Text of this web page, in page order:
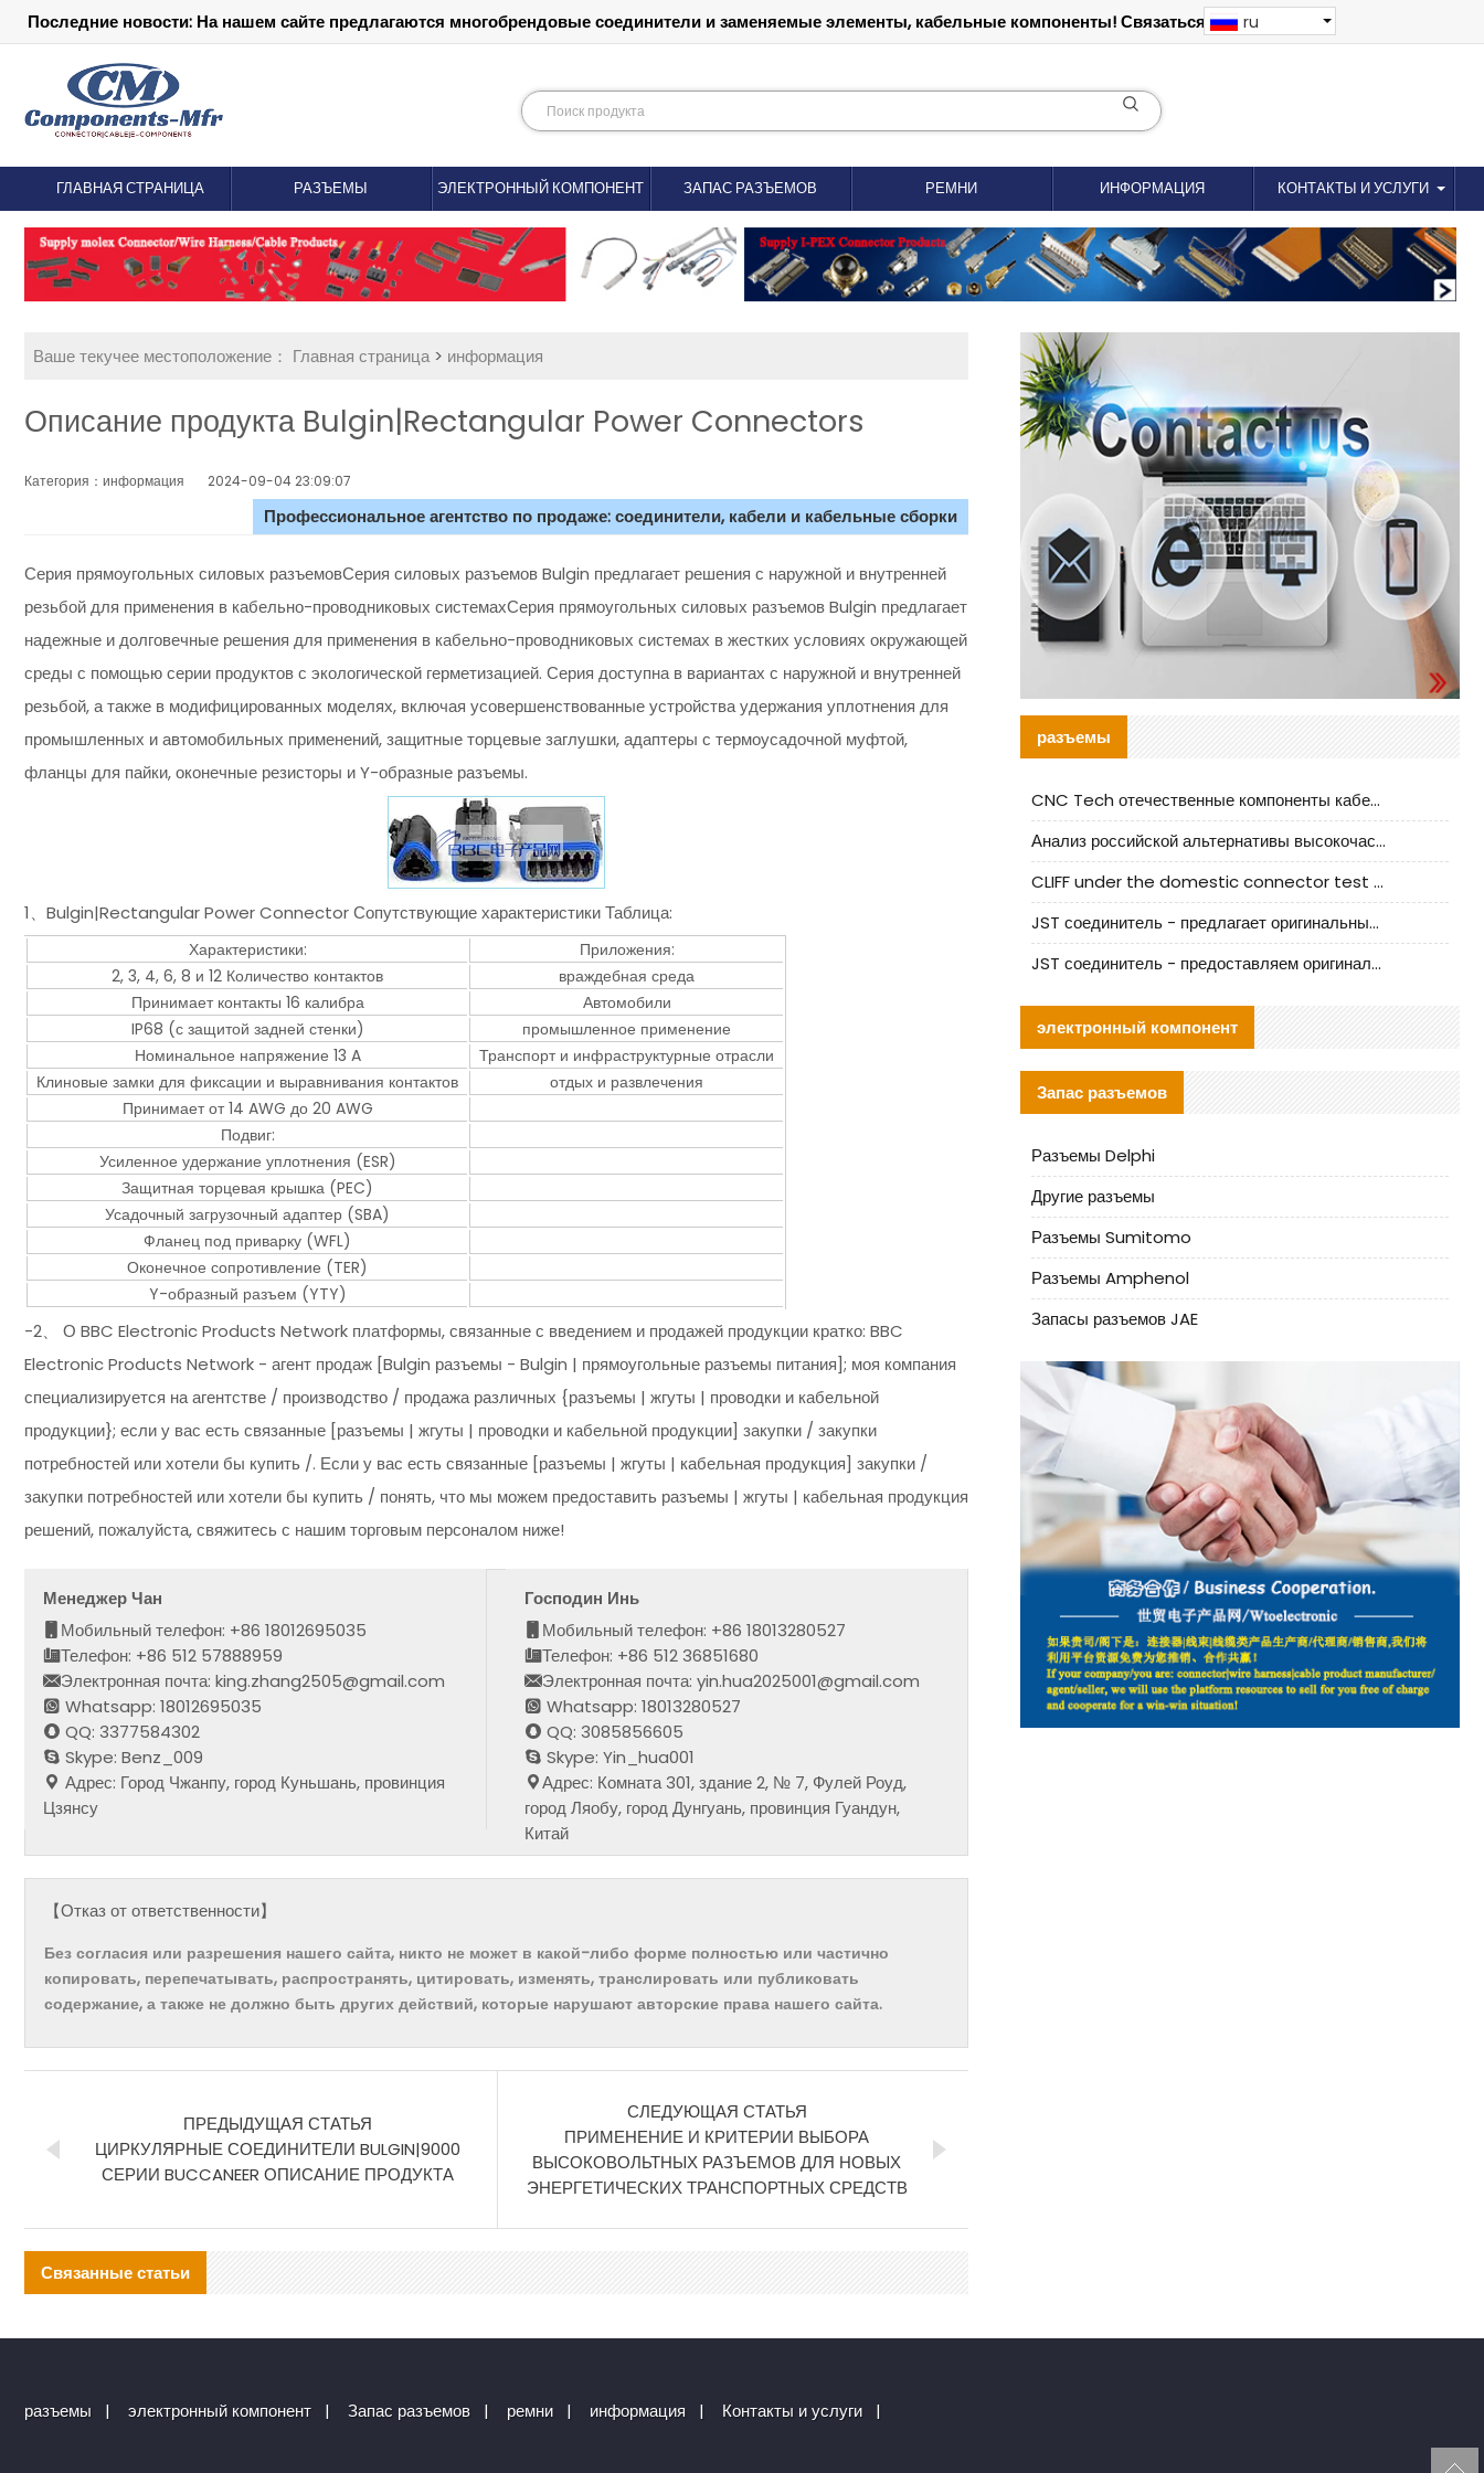
Последние новости: На нашем сайте предлагаются многобрендовые соединители и заменяемые элементы, кабельные компоненты! Связаться: 18012695035
ru
ГЛАВНАЯ СТРАНИЦА РАЗЪЕМЫ ЭЛЕКТРОННЫЙ КОМПОНЕНТ ЗАПАС РАЗЪЕМОВ РЕМНИ ИНФОРМАЦИЯ КОНТАКТЫ И УСЛУГИ
Ваше текучее местоположение： Главная страница> информация
Описание продукта Bulgin|Rectangular Power Connectors
Категория：информация 2024-09-04 23:09:07
Профессиональное агентство по продаже: соединители, кабели и кабельные сборки
Серия прямоугольных силовых разъемовСерия силовых разъемов Bulgin предлагает решения с наружной и внутренней
резьбой для применения в кабельно-проводниковых системахСерия прямоугольных силовых разъемов Bulgin предлагает
надежные и долговечные решения для применения в кабельно-проводниковых системах в жестких условиях окружающей
среды с помощью серии продуктов с экологической герметизацией. Серия доступна в вариантах с наружной и внутренней
резьбой, а также в модифицированных моделях, включая усовершенствованные устройства удержания уплотнения для
промышленных и автомобильных применений, защитные торцевые заглушки, адаптеры с термоусадочной муфтой,
фланцы для пайки, оконечные резисторы и Y-образные разъемы.
1、Bulgin|Rectangular Power Connector Сопутствующие характеристики Таблица:
Характеристики:
Приложения:
2, 3, 4, 6, 8 и 12 Количество контактов
враждебная среда
Принимает контакты 16 калибра
Автомобили
IP68 (с защитой задней стенки)
промышленное применение
Номинальное напряжение 13 A
Транспорт и инфраструктурные отрасли
Клиновые замки для фиксации и выравнивания контактов
отдых и развлечения
Принимает от 14 AWG до 20 AWG
Подвиг:
Усиленное удержание уплотнения (ESR)
Защитная торцевая крышка (PEC)
Усадочный загрузочный адаптер (SBA)
Фланец под приварку (WFL)
Оконечное сопротивление (TER)
Y-образный разъем (YTY)
-2、 О BBC Electronic Products Network платформы, связанные с введением и продажей продукции кратко: BBC
Electronic Products Network - агент продаж [Bulgin разъемы - Bulgin | прямоугольные разъемы питания]; моя компания
специализируется на агентстве / производство / продажа различных {разъемы | жгуты | проводки и кабельной
продукции}; если у вас есть связанные [разъемы | жгуты | проводки и кабельной продукции] закупки / закупки
потребностей или хотели бы купить /. Если у вас есть связанные [разъемы | жгуты | кабельная продукция] закупки /
закупки потребностей или хотели бы купить / понять, что мы можем предоставить разъемы | жгуты | кабельная продукция
решений, пожалуйста, свяжитесь с нашим торговым персоналом ниже!
Менеджер Чан
Мобильный телефон: +86 18012695035
Телефон: +86 512 57888959
Электронная почта: king.zhang2505@gmail.com
Whatsapp: 18012695035
QQ: 3377584302
Skype: Benz_009
Адрес: Город Чжанпу, город Куньшань, провинция
Цзянсу
Господин Инь
Мобильный телефон: +86 18013280527
Телефон: +86 512 36851680
Электронная почта: yin.hua2025001@gmail.com
Whatsapp: 18013280527
QQ: 3085856605
Skype: Yin_hua001
Адрес: Комната 301, здание 2, № 7, Фулей Роуд,
город Ляобу, город Дунгуань, провинция Гуандун,
Китай
【Отказ от ответственности】
Без согласия или разрешения нашего сайта, никто не может в какой-либо форме полностью или частично
копировать, перепечатывать, распространять, цитировать, изменять, транслировать или публиковать
содержание, а также не должно быть других действий, которые нарушают авторские права нашего сайта.
ПРЕДЫДУЩАЯ СТАТЬЯ
ЦИРКУЛЯРНЫЕ СОЕДИНИТЕЛИ BULGIN|9000
СЕРИИ BUCCANEER ОПИСАНИЕ ПРОДУКТА
СЛЕДУЮЩАЯ СТАТЬЯ
ПРИМЕНЕНИЕ И КРИТЕРИИ ВЫБОРА
ВЫСОКОВОЛЬТНЫХ РАЗЪЕМОВ ДЛЯ НОВЫХ
ЭНЕРГЕТИЧЕСКИХ ТРАНСПОРТНЫХ СРЕДСТВ
Связанные статьи
разъемы
CNC Tech отечественные компоненты кабельной арматуры оценка и руководство по производственному внедрению
Анализ российской альтернативы высокочастотных кабельных колодцев I-PEX
CLIFF under the domestic connector test standard update
JST соединитель - предлагает оригинальные и заменяющие JST NSHR-02V-S соединители
JST соединитель - предоставляем оригинальные JST GHR-09V-S соединители и их аналоги
электронный компонент
Запас разъемов
Разъемы Delphi
Другие разъемы
Разъемы Sumitomo
Разъемы Amphenol
Запасы разъемов JAE
разъемы | электронный компонент | Запас разъемов | ремни | информация | Контакты и услуги |